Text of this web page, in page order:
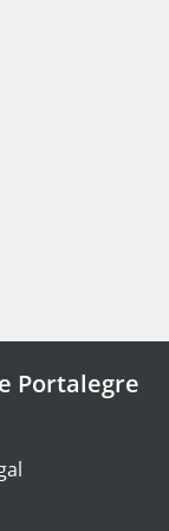
Portalegre